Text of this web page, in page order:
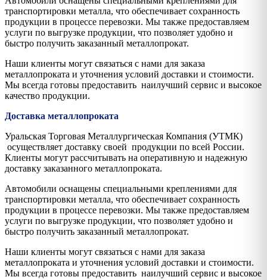
транспортировки металла, что обеспечивает сохранность
продукции в процессе перевозки. Мы также предоставляем
услуги по выгрузке продукции, что позволяет удобно и
быстро получить заказанный металлопрокат.
Наши клиенты могут связаться с нами для заказа
металлопроката и уточнения условий доставки и стоимости.
Мы всегда готовы предоставить наилучший сервис и высокое
качество продукции.
Доставка металлопроката
Уральская Торговая Металлургическая Компания (УТМК)
осуществляет доставку своей продукции по всей России.
Клиенты могут рассчитывать на оперативную и надежную
доставку заказанного металлопроката.
Автомобили оснащены специальными креплениями для
транспортировки металла, что обеспечивает сохранность
продукции в процессе перевозки. Мы также предоставляем
услуги по выгрузке продукции, что позволяет удобно и
быстро получить заказанный металлопрокат.
Наши клиенты могут связаться с нами для заказа
металлопроката и уточнения условий доставки и стоимости.
Мы всегда готовы предоставить наилучший сервис и высокое